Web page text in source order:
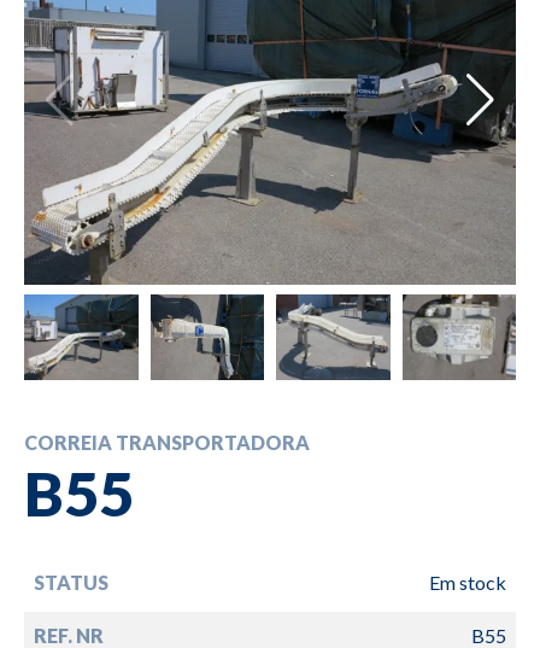
CORREIA TRANSPORTADORA
B55
STATUS Em stock
REF. NR B55